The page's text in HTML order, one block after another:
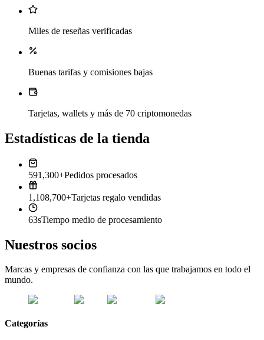
Miles de reseñas verificadas
Buenas tarifas y comisiones bajas
Tarjetas, wallets y más de 70 criptomonedas
Estadísticas de la tienda
591,300+Pedidos procesados
1,108,700+Tarjetas regalo vendidas
63sTiempo medio de procesamiento
Nuestros socios
Marcas y empresas de confianza con las que trabajamos en todo el
mundo.
Categorías